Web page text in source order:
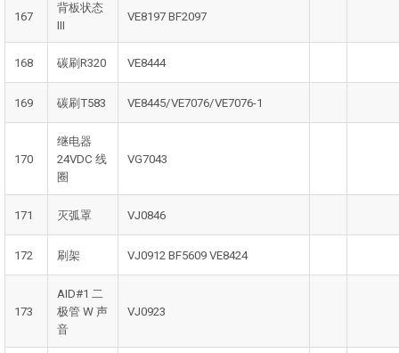
167
背板状态
III
VE8197 BF2097
168 碳刷R320 VE8444
169 碳刷T583 VE8445/VE7076/VE7076-1
170
继电器
24VDC 线
圈
VG7043
171 灭弧罩 VJ0846
172 刷架 VJ0912 BF5609 VE8424
173
AID#1 二
极管 W 声
音
VJ0923